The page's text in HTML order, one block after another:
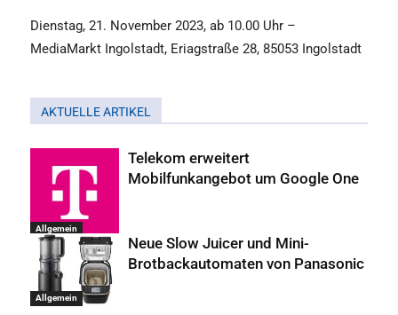
Dienstag, 21. November 2023, ab 10.00 Uhr –
MediaMarkt Ingolstadt, Eriagstraße 28, 85053 Ingolstadt
AKTUELLE ARTIKEL
Allgemein
Telekom erweitert
Mobilfunkangebot um Google One
Allgemein
Neue Slow Juicer und Mini-
Brotbackautomaten von Panasonic